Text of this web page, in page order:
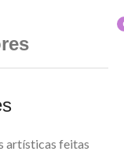
artísticas feitas